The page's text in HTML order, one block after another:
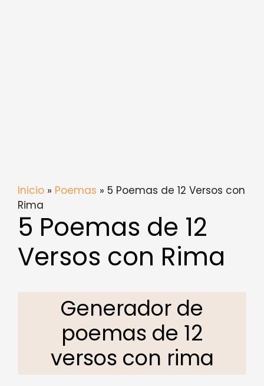
Inicio » Poemas » 5 Poemas de 12 Versos con
Rima
5 Poemas de 12
Versos con Rima
Generador de
poemas de 12
versos con rima